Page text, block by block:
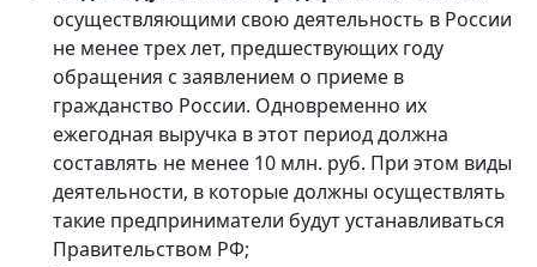
осуществляющими свою деятельность в России
не менее трех лет, предшествующих году
обращения с заявлением о приеме в
гражданство России. Одновременно их
ежегодная выручка в этот период должна
составлять не менее 10 млн. руб. При этом виды
деятельности, в которые должны осуществлять
такие предприниматели будут устанавливаться
Правительством РФ;